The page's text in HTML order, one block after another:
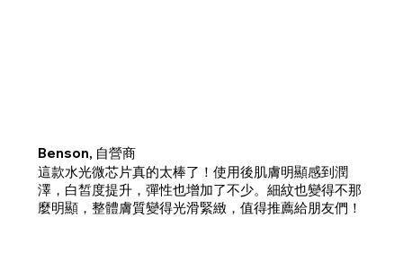
Benson, 自營商
這款水光微芯片真的太棒了！使用後肌膚明顯感到潤
澤，白皙度提升，彈性也增加了不少。細紋也變得不那
麼明顯，整體膚質變得光滑緊緻，值得推薦給朋友們！